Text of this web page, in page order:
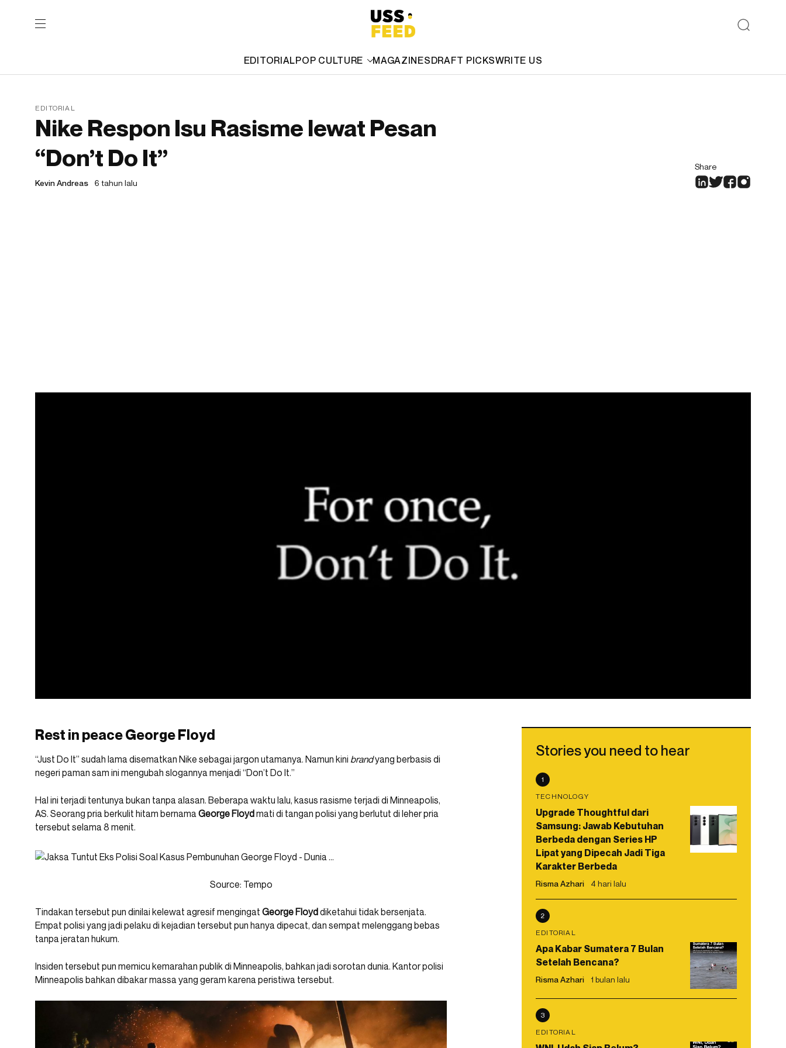
EDITORIALPOP CULTURE MAGAZINESDRAFT PICKSWRITE US
EDITORIAL
Nike Respon Isu Rasisme lewat Pesan
“Don’t Do It”
Kevin Andreas 6 tahun lalu
Share
Rest in peace George Floyd
“Just Do It” sudah lama disematkan Nike sebagai jargon utamanya. Namun kini brandyang berbasis di
negeri paman sam ini mengubah slogannya menjadi “Don’t Do It.”
Hal ini terjadi tentunya bukan tanpa alasan. Beberapa waktu lalu, kasus rasisme terjadi di Minneapolis,
AS. Seorang pria berkulit hitam bernamaGeorge Floydmati di tangan polisi yang berlutut di leher pria
tersebut selama 8 menit.
Source: Tempo
Tindakan tersebut pun dinilai kelewat agresif mengingat George Floyddiketahui tidak bersenjata.
Empat polisi yang jadi pelaku di kejadian tersebut pun hanya dipecat, dan sempat melenggang bebas
tanpa jeratan hukum.
Insiden tersebut pun memicu kemarahan publik di Minneapolis, bahkan jadi sorotan dunia. Kantor polisi
Minneapolis bahkan dibakar massa yang geram karena peristiwa tersebut.
Stories you need to hear
1
TECHNOLOGY
Upgrade Thoughtful dari
Samsung: Jawab Kebutuhan
Berbeda dengan Series HP
Lipat yang Dipecah Jadi Tiga
Karakter Berbeda
Risma Azhari 4 hari lalu
2
EDITORIAL
Apa Kabar Sumatera 7 Bulan
Setelah Bencana?
Risma Azhari 1 bulan lalu
3
EDITORIAL